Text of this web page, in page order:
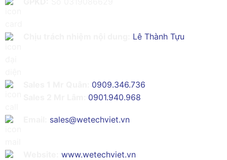
Lê Thành Tựu
0909.346.736
0901.940.968
sales@wetechviet.vn
www.wetechviet.vn